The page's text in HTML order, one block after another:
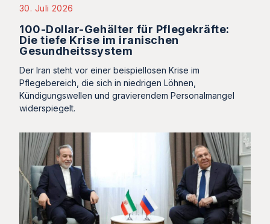
30. Juli 2026
100-Dollar-Gehälter für Pflegekräfte:
Die tiefe Krise im iranischen
Gesundheitssystem
Der Iran steht vor einer beispiellosen Krise im
Pflegebereich, die sich in niedrigen Löhnen,
Kündigungswellen und gravierendem Personalmangel
widerspiegelt.